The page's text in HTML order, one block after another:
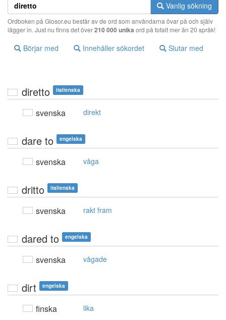
Vanlig sökning
Ordboken på Glosor.eu består av de ord som användarna övar på och själv
lägger in. Just nu finns det över210 000 unika ord på totalt mer än 20 språk!
Börjar med Innehåller sökordet Slutar med
diretto italienska
svenska direkt
dare to engelska
svenska våga
dritto italienska
svenska rakt fram
dared to engelska
svenska vågade
dirt engelska
finska lika